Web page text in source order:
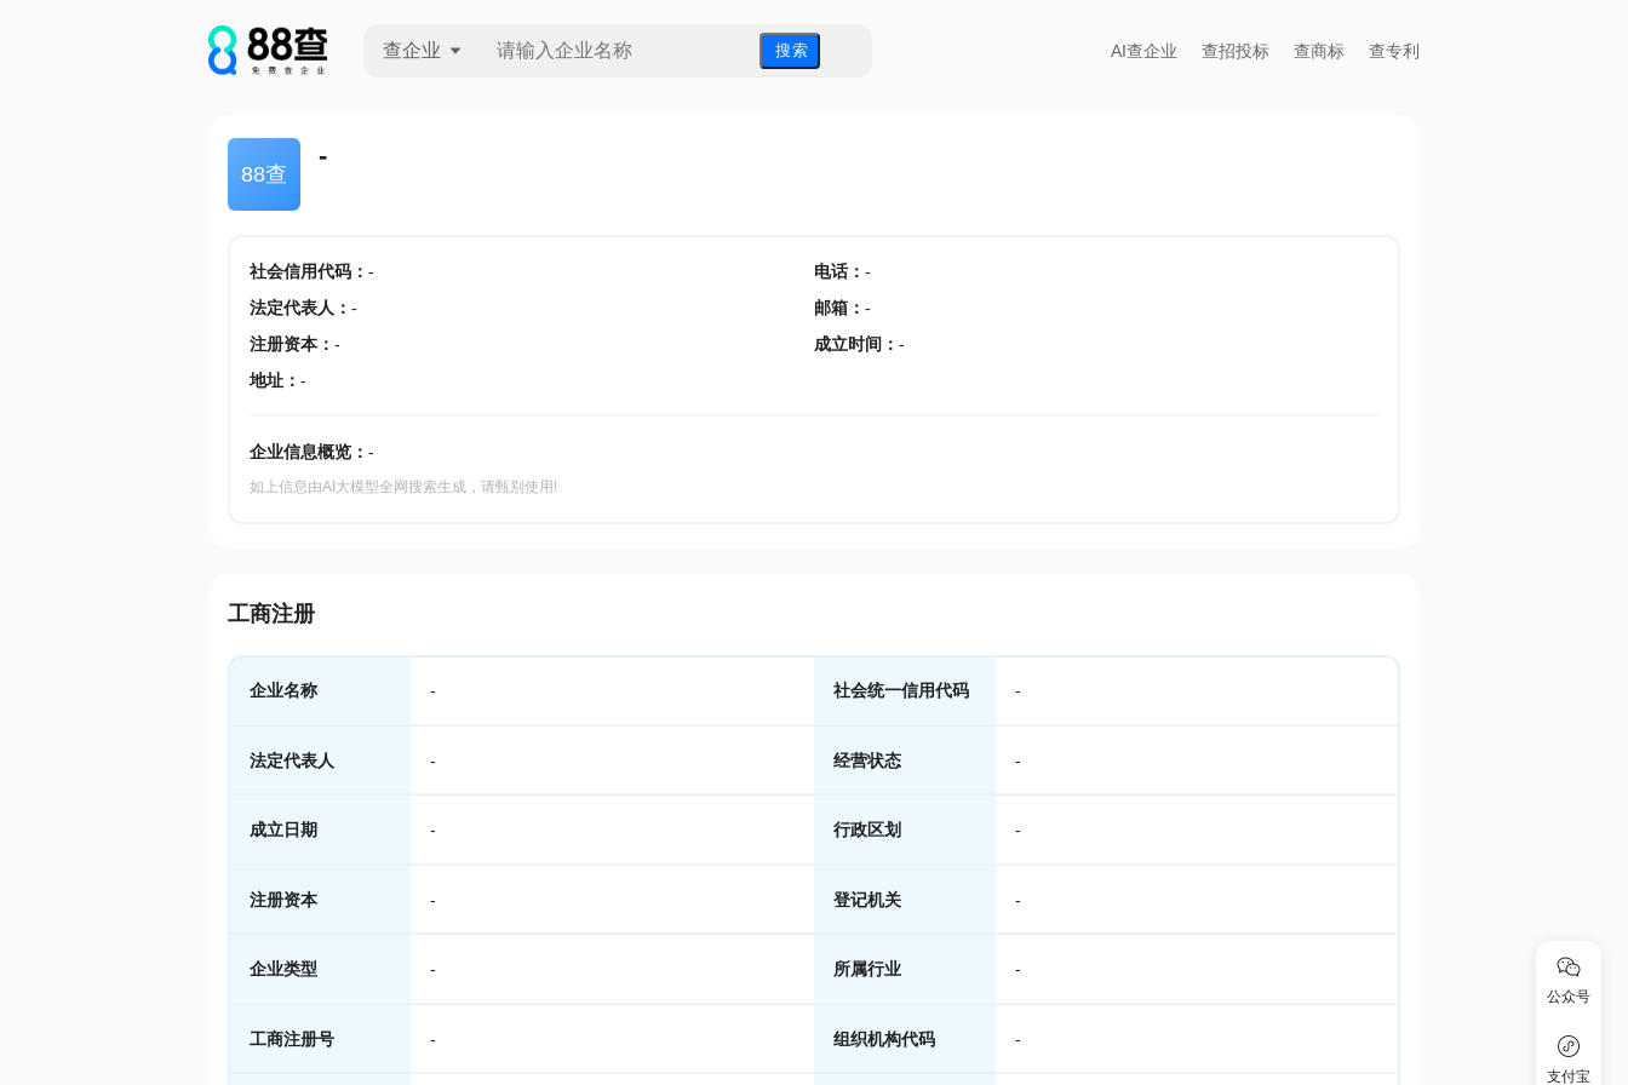
查企业 搜 索 AI查企业 查招投标 查商标 查专利
88查
-
社会信用代码： - 电话： -
法定代表人 ： - 邮箱 ： -
注册资本： - 成立时间 ： -
地址： -
企业信息概览： -
如上信息由AI大模型全网搜索生成，请甄别使用!
工商注册
企业名称 - 社会统一信用代码 -
法定代表人 - 经营状态 -
成立日期 - 行政区划 -
注册资本 - 登记机关 -
企业类型 - 所属行业 -
工商注册号 - 组织机构代码 -
公众号
支付宝